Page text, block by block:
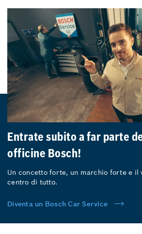
Entrate subito a far parte
officine Bosch!
Un concetto forte, un marchio forte e il
centro di tutto.
Diventa un Bosch Car Service